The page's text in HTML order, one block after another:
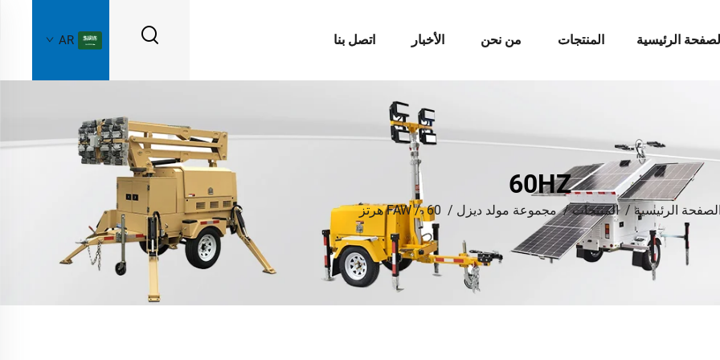
الرئيسية المنتجات من نحن الأخبار اتصل بنا AR
60HZ
الرئيسية /المنتجات/مجموعة مولد ديزل /
FAW/60 هرتز